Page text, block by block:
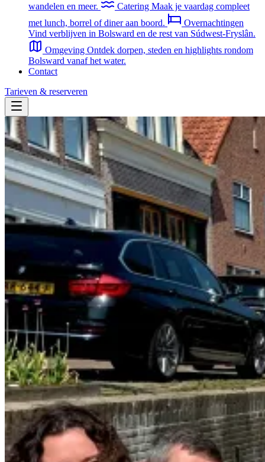
wandelen en meer.
Catering Maak je vaardag compleet
met lunch, borrel of diner aan boord.
Overnachtingen
Vind verblijven in Bolsward en de rest van Súdwest-Fryslân.
Omgeving Ontdek dorpen, steden en highlights rondom
Bolsward vanaf het water.
Contact
Tarieven & reserveren